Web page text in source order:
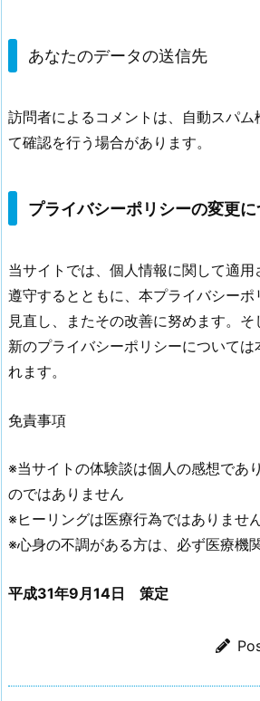
あなたのデータの送信先
訪問者によるコメントは、自動スパム
て確認を行う場合があります。
プライバシーポリシーの変更に
当サイトでは、個人情報に関して適
遵守するとともに、本プライバシー
見直し、またその改善に努めます。
新のプライバシーポリシーについては
れます。
免責事項
※当サイトの体験談は個人の感想であ
のではありません
※ヒーリングは医療行為ではありませ
※心身の不調がある方は、必ず医療機
平成31年9月14日 策定